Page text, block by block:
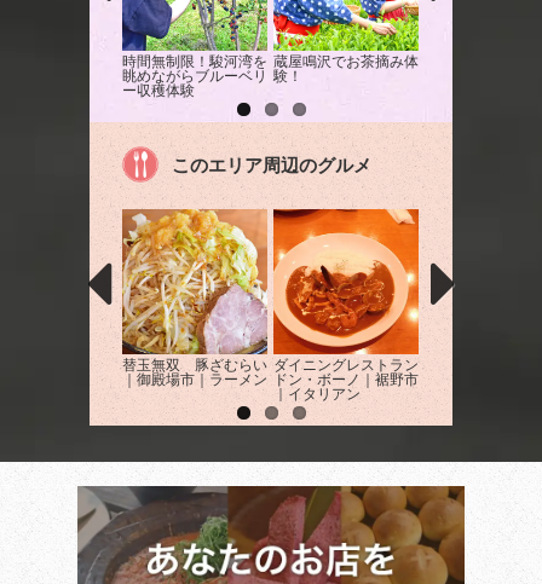
時間無制限！駿河湾を
眺めながらブルーベリ
ー収穫体験
蔵屋鳴沢でお茶摘み体
験！
このエリア周辺のグルメ
替玉無双 豚ざむらい
｜御殿場市｜ラーメン
ダイニングレストラン
ドン・ボーノ｜裾野市
｜イタリアン
殿場市｜焼肉